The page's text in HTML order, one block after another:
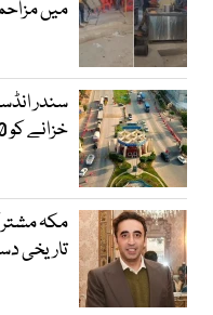
میں مزاحمت، 33
سندر
خزانے کو 70 کروڑ سے زائد کا نقصان
مکہ
تاریخی